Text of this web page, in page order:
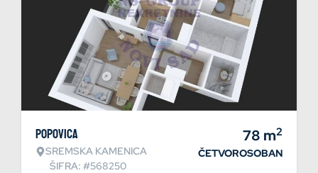
Popovica
SREMSKA KAMENICA
ŠIFRA: #568250
78 m2
ČETVOROSOBAN